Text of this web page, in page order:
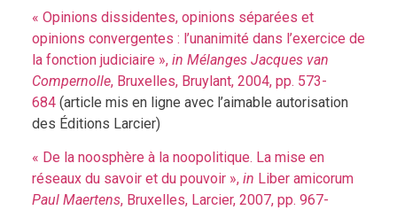
« Opinions dissidentes, opinions séparées et
opinions convergentes : l’unanimité dans l’exercice de
la fonction judiciaire », in Mélanges Jacques van
Compernolle, Bruxelles, Bruylant, 2004, pp. 573-
684(article mis en ligne avec l’aimable autorisation
des Éditions Larcier)
« De la noosphère à la noopolitique. La mise en
réseaux du savoir et du pouvoir », in Liber amicorum
Paul Maertens, Bruxelles, Larcier, 2007, pp. 967-